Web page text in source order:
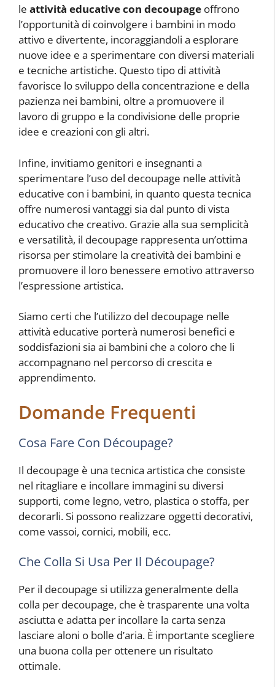
le attività educative con decoupage offrono
l’opportunità di coinvolgere i bambini in modo
attivo e divertente, incoraggiandoli a esplorare
nuove idee e a sperimentare con diversi materiali
e tecniche artistiche. Questo tipo di attività
favorisce lo sviluppo della concentrazione e della
pazienza nei bambini, oltre a promuovere il
lavoro di gruppo e la condivisione delle proprie
idee e creazioni con gli altri.
Infine, invitiamo genitori e insegnanti a
sperimentare l’uso del decoupage nelle attività
educative con i bambini, in quanto questa tecnica
offre numerosi vantaggi sia dal punto di vista
educativo che creativo. Grazie alla sua semplicità
e versatilità, il decoupage rappresenta un’ottima
risorsa per stimolare la creatività dei bambini e
promuovere il loro benessere emotivo attraverso
l’espressione artistica.
Siamo certi che l’utilizzo del decoupage nelle
attività educative porterà numerosi benefici e
soddisfazioni sia ai bambini che a coloro che li
accompagnano nel percorso di crescita e
apprendimento.
Domande Frequenti
Cosa Fare Con Découpage?
Il decoupage è una tecnica artistica che consiste
nel ritagliare e incollare immagini su diversi
supporti, come legno, vetro, plastica o stoffa, per
decorarli. Si possono realizzare oggetti decorativi,
come vassoi, cornici, mobili, ecc.
Che Colla Si Usa Per Il Découpage?
Per il decoupage si utilizza generalmente della
colla per decoupage, che è trasparente una volta
asciutta e adatta per incollare la carta senza
lasciare aloni o bolle d’aria. È importante scegliere
una buona colla per ottenere un risultato
ottimale.